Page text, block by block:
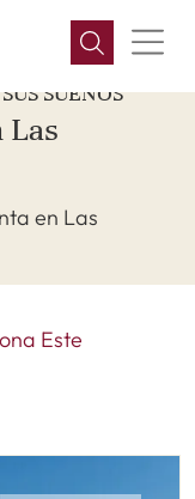
SUEÑOS
Las
en Las
Este